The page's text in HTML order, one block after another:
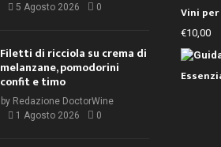
5 Agosto 2026
0
Filetti di ricciola su crema di
melanzane, pomodorini
confit e timo
by Redazione DoctorWine
1 Agosto 2026
0
Vini
€10,00